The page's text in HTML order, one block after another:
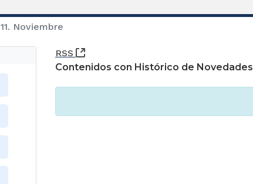
11. Noviembre
RSS
(Abre una nueva ventana)
Contenidos con Histórico de Novedades